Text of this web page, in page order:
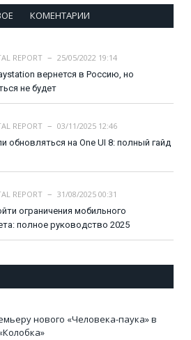
КОМЕНТАРИИ
REPORT
25/05/2022 19:14
вернется в Россию, но
не будет
REPORT
03/11/2025 12:46
обновляться на One UI 8: полный гайд
REPORT
31/08/2025 00:31
ограничения мобильного
полное руководство 2025
нового «Человека-паука» в